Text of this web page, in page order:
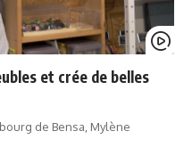
et crée de belles
de Bensa, Mylène